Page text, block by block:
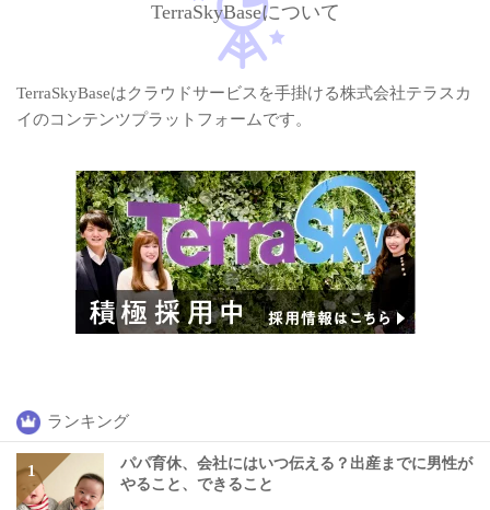
TerraSkyBaseについて
TerraSkyBaseはクラウドサービスを手掛ける株式会社テラスカ
イのコンテンツプラットフォームです。
ランキング
パパ育休、会社にはいつ伝える？出産までに男性が
やること、できること